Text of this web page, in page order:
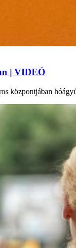
| VIDEÓ
központjában